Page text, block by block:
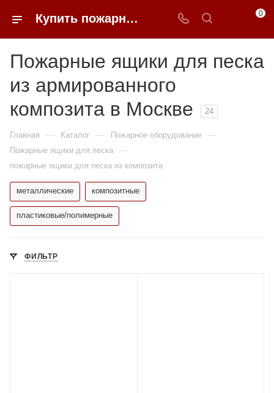
Купить пожарные ящики для песка из армированного композита в Москве | 0FFER 0
Пожарные ящики для песка
из армированного
композита в Москве
24
Главная — Каталог — Пожарное оборудование —
Пожарные ящики для песка —
пожарные ящики для песка из композита
металлические композитные
пластиковые/полимерные
ФИЛЬТР